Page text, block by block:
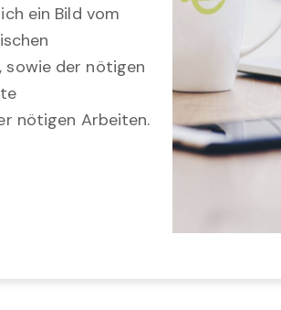
ein Bild vom
sowie der nötigen
nötigen Arbeiten.